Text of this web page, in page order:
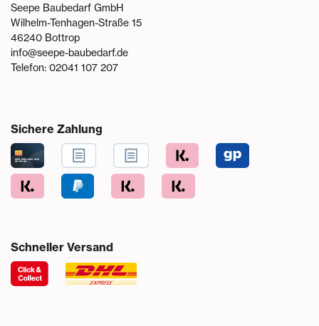
Seepe Baubedarf GmbH
Wilhelm-Tenhagen-Straße 15
46240 Bottrop
info@seepe-baubedarf.de
Telefon: 02041 107 207
Sichere Zahlung
Schneller Versand